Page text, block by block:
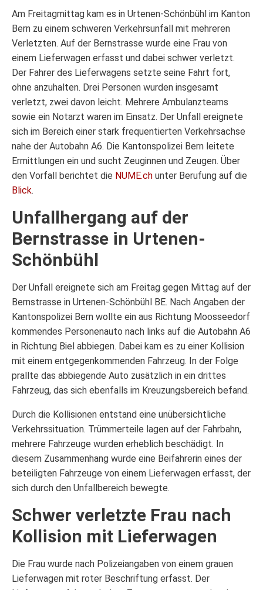
Translate
Link
Am Freitagmittag kam es in Urtenen-Schönbühl im Kanton
Bern zu einem schweren Verkehrsunfall mit mehreren
Verletzten. Auf der Bernstrasse wurde eine Frau von
einem Lieferwagen erfasst und dabei schwer verletzt.
Der Fahrer des Lieferwagens setzte seine Fahrt fort,
ohne anzuhalten. Drei Personen wurden insgesamt
verletzt, zwei davon leicht. Mehrere Ambulanzteams
sowie ein Notarzt waren im Einsatz. Der Unfall ereignete
sich im Bereich einer stark frequentierten Verkehrsachse
nahe der Autobahn A6. Die Kantonspolizei Bern leitete
Ermittlungen ein und sucht Zeuginnen und Zeugen. Über
den Vorfall berichtet die NUME.ch unter Berufung auf die
Blick.
Unfallhergang auf der
Bernstrasse in Urtenen-
Schönbühl
Der Unfall ereignete sich am Freitag gegen Mittag auf der
Bernstrasse in Urtenen-Schönbühl BE. Nach Angaben der
Kantonspolizei Bern wollte ein aus Richtung Moosseedorf
kommendes Personenauto nach links auf die Autobahn A6
in Richtung Biel abbiegen. Dabei kam es zu einer Kollision
mit einem entgegenkommenden Fahrzeug. In der Folge
prallte das abbiegende Auto zusätzlich in ein drittes
Fahrzeug, das sich ebenfalls im Kreuzungsbereich befand.
Durch die Kollisionen entstand eine unübersichtliche
Verkehrssituation. Trümmerteile lagen auf der Fahrbahn,
mehrere Fahrzeuge wurden erheblich beschädigt. In
diesem Zusammenhang wurde eine Beifahrerin eines der
beteiligten Fahrzeuge von einem Lieferwagen erfasst, der
sich durch den Unfallbereich bewegte.
Schwer verletzte Frau nach
Kollision mit Lieferwagen
Die Frau wurde nach Polizeiangaben von einem grauen
Lieferwagen mit roter Beschriftung erfasst. Der